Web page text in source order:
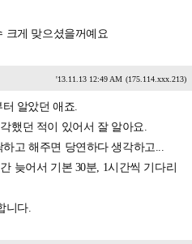
크게 맞으셨을꺼예요
'13.11.13 12:49 AM (175.114.xxx.213)
알았던 애죠.
했던 적이 있어서 잘 알아요.
고 해주면 당연하다 생각하고...
늦어서 기본 30분, 1시간씩 기다리
니다.